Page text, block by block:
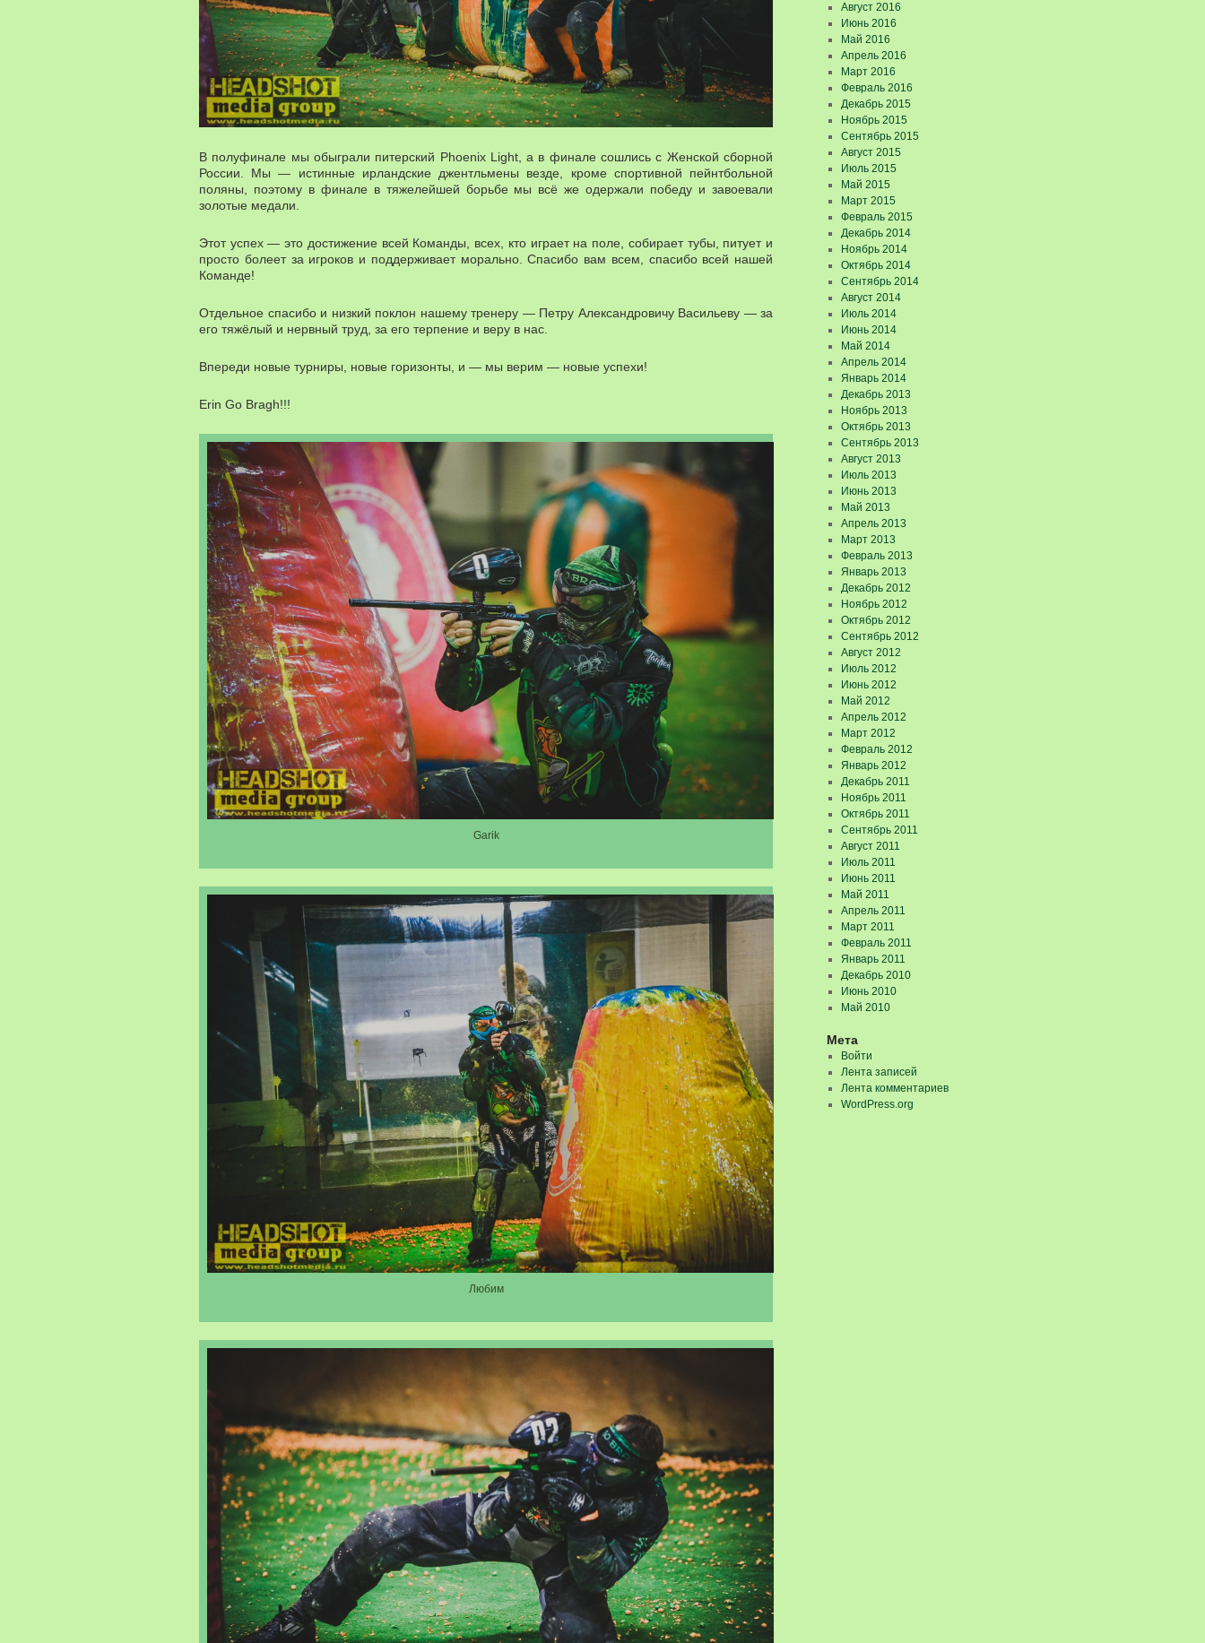
В полуфинале мы обыграли питерский Phoenix Light, а в финале сошлись с Женской сборной
России. Мы — истинные ирландские джентльмены везде, кроме спортивной пейнтбольной
поляны, поэтому в финале в тяжелейшей борьбе мы всё же одержали победу и завоевали
золотые медали.
Этот успех — это достижение всей Команды, всех, кто играет на поле, собирает тубы, питует и
просто болеет за игроков и поддерживает морально. Спасибо вам всем, спасибо всей нашей
Команде!
Отдельное спасибо и низкий поклон нашему тренеру — Петру Александровичу Васильеву — за
его тяжёлый и нервный труд, за его терпение и веру в нас.
Впереди новые турниры, новые горизонты, и — мы верим — новые успехи!
Erin Go Bragh!!!
Garik
Любим
Август 2016
Июнь 2016
Май 2016
Апрель 2016
Март 2016
Февраль 2016
Декабрь 2015
Ноябрь 2015
Сентябрь 2015
Август 2015
Июль 2015
Май 2015
Март 2015
Февраль 2015
Декабрь 2014
Ноябрь 2014
Октябрь 2014
Сентябрь 2014
Август 2014
Июль 2014
Июнь 2014
Май 2014
Апрель 2014
Январь 2014
Декабрь 2013
Ноябрь 2013
Октябрь 2013
Сентябрь 2013
Август 2013
Июль 2013
Июнь 2013
Май 2013
Апрель 2013
Март 2013
Февраль 2013
Январь 2013
Декабрь 2012
Ноябрь 2012
Октябрь 2012
Сентябрь 2012
Август 2012
Июль 2012
Июнь 2012
Май 2012
Апрель 2012
Март 2012
Февраль 2012
Январь 2012
Декабрь 2011
Ноябрь 2011
Октябрь 2011
Сентябрь 2011
Август 2011
Июль 2011
Июнь 2011
Май 2011
Апрель 2011
Март 2011
Февраль 2011
Январь 2011
Декабрь 2010
Июнь 2010
Май 2010
Мета
Войти
Лента записей
Лента комментариев
WordPress.org